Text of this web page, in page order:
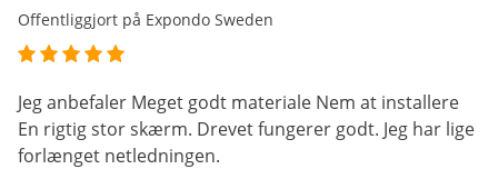
Offentliggjort på Expondo Sweden
Jeg anbefaler Meget godt materiale Nem at installere
En rigtig stor skærm. Drevet fungerer godt. Jeg har lige
forlænget netledningen.